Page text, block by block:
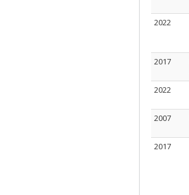
2022
2017
2022
2007
2017